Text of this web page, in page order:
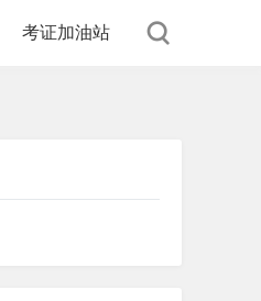
考证加油站